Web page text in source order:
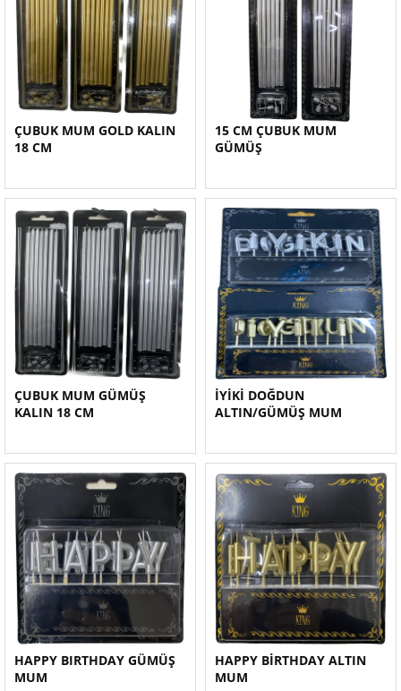
ÇUBUK MUM GOLD KALIN
18 CM
15 CM ÇUBUK MUM
GÜMÜŞ
ÇUBUK MUM GÜMÜŞ
KALIN 18 CM
İYİKİ DOĞDUN
ALTIN/GÜMÜŞ MUM
HAPPY BIRTHDAY GÜMÜŞ
MUM
HAPPY BİRTHDAY ALTIN
MUM